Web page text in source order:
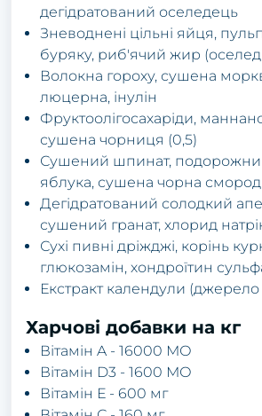
дегідратований оселедець
Зневоднені цільні яйця,
буряку, риб'ячий жир
Волокна гороху, сушена
люцерна, інулін
Фруктоолігосахаріди,
сушена чорниця (0,5)
Сушений шпинат,
яблука, сушена чорна
Дегідратований солодкий
сушений гранат, хлорид
Сухі пивні дріжджі, корінь
глюкозамін, хондроїтин
Екстракт календули (джерело
Харчові добавки на кг
Вітамін A - 16000 МО
Вітамін D3 - 1600 МО
Вітамін Е - 600 мг